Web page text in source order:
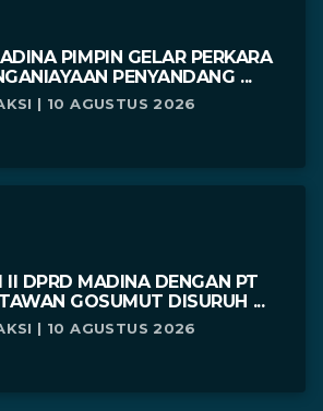
PIMPIN GELAR PERKARA
PENYANDANG ...
| 10 AGUSTUS 2026
II DPRD MADINA DENGAN PT
GOSUMUT DISURUH ...
| 10 AGUSTUS 2026